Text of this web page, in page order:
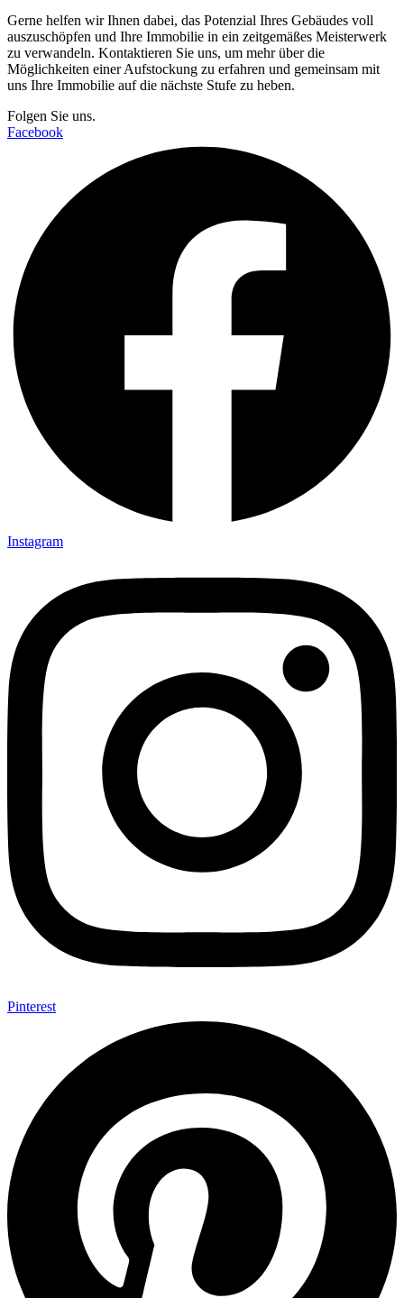
Gerne helfen wir Ihnen dabei, das Potenzial Ihres Gebäudes voll
auszuschöpfen und Ihre Immobilie in ein zeitgemäßes Meisterwerk
zu verwandeln. Kontaktieren Sie uns, um mehr über die
Möglichkeiten einer Aufstockung zu erfahren und gemeinsam mit
uns Ihre Immobilie auf die nächste Stufe zu heben.
Folgen Sie uns.
Facebook
Instagram
Pinterest